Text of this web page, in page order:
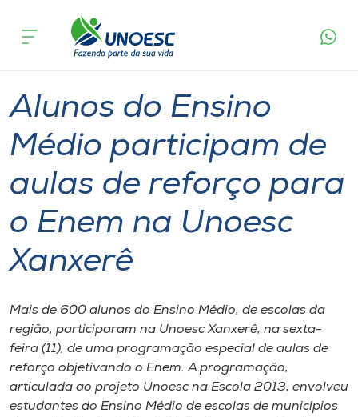
Cursos
Pesquisa
Atendimento ao Estudante
Portal de Ensino
Internacionalização
I.nova
acontece
Alunos do Ensino
Médio participam de
aulas de reforço para
o Enem na Unoesc
Xanxerê
Mais de 600 alunos do Ensino Médio, de escolas da
região, participaram na Unoesc Xanxerê, na sexta-
feira (11), de uma programação especial de aulas de
reforço objetivando o Enem. A programação,
articulada ao projeto Unoesc na Escola 2013, envolveu
estudantes do Ensino Médio de escolas de municípios